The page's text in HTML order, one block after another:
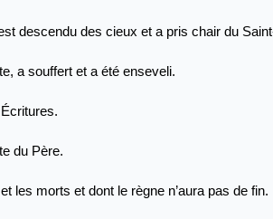
descendu des cieux et a pris chair du
a souffert et a été enseveli.
du Père.
les morts et dont le règne n’aura pas de fin.